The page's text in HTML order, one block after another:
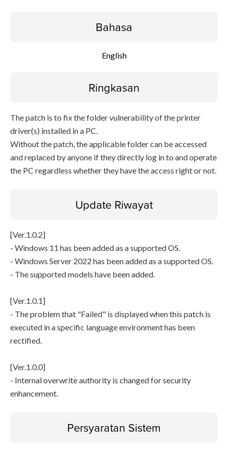
Bahasa
English
Ringkasan
The patch is to fix the folder vulnerability of the printer
driver(s) installed in a PC.
Without the patch, the applicable folder can be accessed
and replaced by anyone if they directly log in to and operate
the PC regardless whether they have the access right or not.
Update Riwayat
[Ver.1.0.2]
- Windows 11 has been added as a supported OS.
- Windows Server 2022 has been added as a supported OS.
- The supported models have been added.
[Ver.1.0.1]
- The problem that "Failed" is displayed when this patch is
executed in a specific language environment has been
rectified.
[Ver.1.0.0]
- Internal overwrite authority is changed for security
enhancement.
Persyaratan Sistem